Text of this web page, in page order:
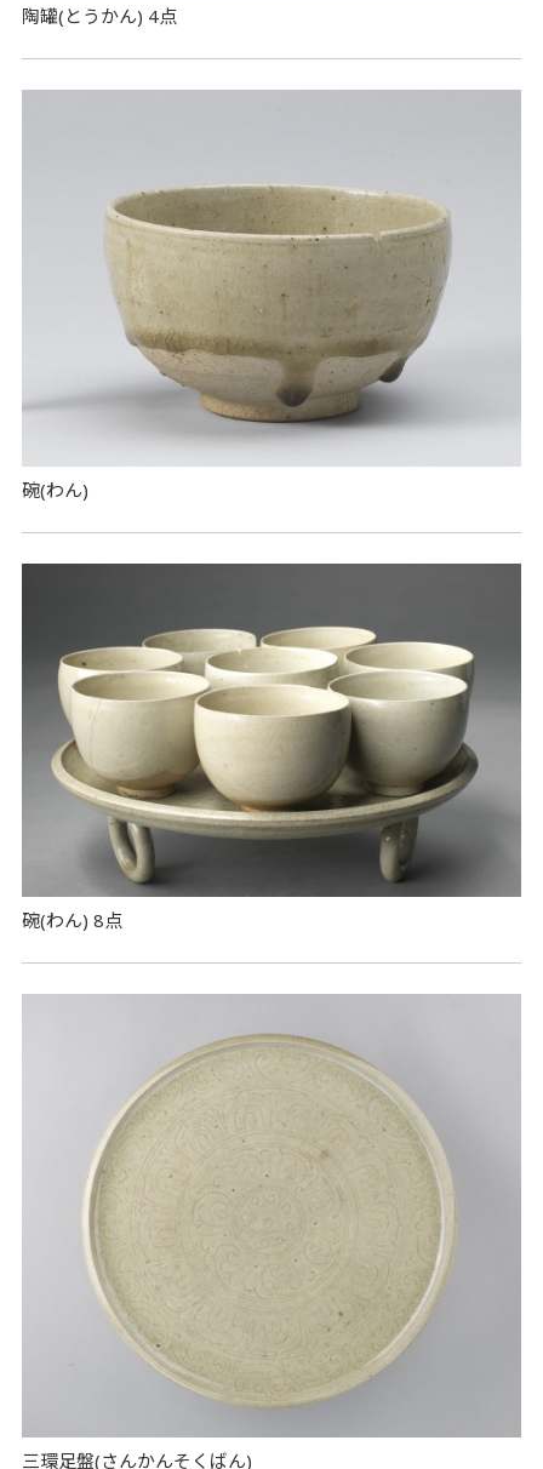
陶罐(とうかん) 4点
碗(わん)
碗(わん) 8点
三環足盤(さんかんそくばん)